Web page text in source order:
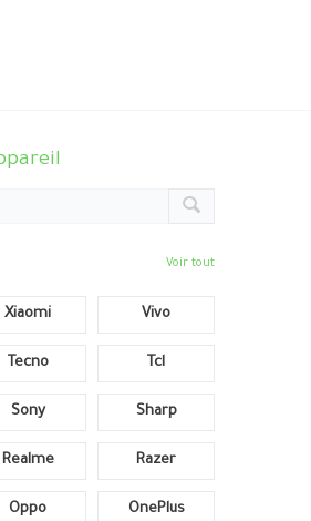
Voir tout
Xiaomi Vivo
Tecno Tcl
Sony Sharp
Realme Razer
Oppo OnePlus